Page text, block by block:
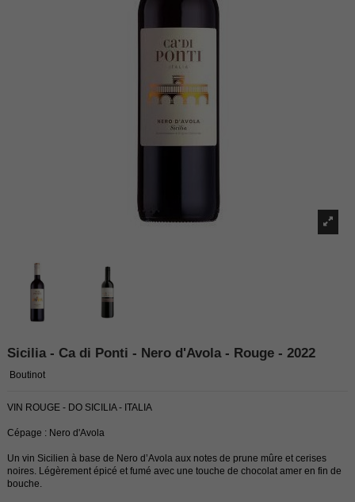
Sicilia - Ca di Ponti - Nero d'Avola - Rouge - 2022
Boutinot
VIN ROUGE - DO SICILIA - ITALIA
Cépage : Nero d'Avola
Un vin Sicilien à base de Nero d’Avola aux notes de prune mûre et cerises
noires. Légèrement épicé et fumé avec une touche de chocolat amer en fin de
bouche.